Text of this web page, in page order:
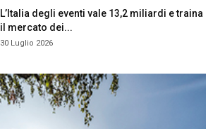
L’Italia degli eventi vale 13,2 miliardi e traina
il mercato dei...
30 Luglio 2026